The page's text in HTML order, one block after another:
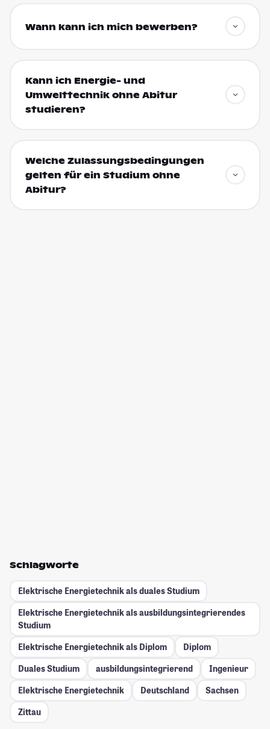
Wann kann ich mich bewerben?
Kann ich Energie- und
Umwelttechnik ohne Abitur
studieren?
Welche Zulassungsbedingungen
gelten für ein Studium ohne
Abitur?
Schlagworte
Elektrische Energietechnik als duales Studium
Elektrische Energietechnik als ausbildungsintegrierendes
Studium
Elektrische Energietechnik als Diplom
Diplom
Duales Studium
ausbildungsintegrierend
Ingenieur
Elektrische Energietechnik
Deutschland
Sachsen
Zittau